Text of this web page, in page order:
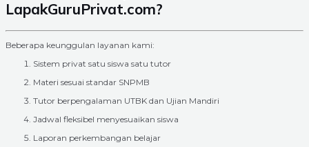
LapakGuruPrivat.com?
Beberapa keunggulan layanan kami:
Sistem privat satu siswa satu tutor
Materi sesuai standar SNPMB
Tutor berpengalaman UTBK dan Ujian Mandiri
Jadwal fleksibel menyesuaikan siswa
Laporan perkembangan belajar